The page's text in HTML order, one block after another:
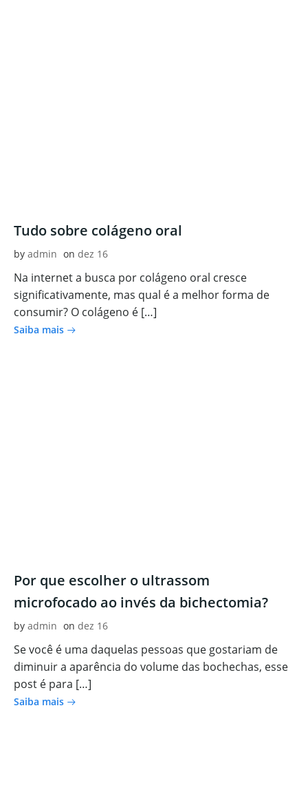
Tudo sobre colágeno oral
by admin on dez 16
Na internet a busca por colágeno oral cresce
significativamente, mas qual é a melhor forma de
consumir? O colágeno é […]
Saiba mais
Por que escolher o ultrassom
microfocado ao invés da bichectomia?
by admin on dez 16
Se você é uma daquelas pessoas que gostariam de
diminuir a aparência do volume das bochechas, esse
post é para […]
Saiba mais